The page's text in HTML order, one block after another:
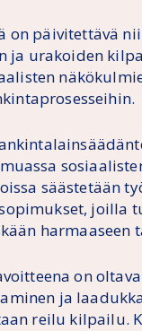
on päivitettävä
ja urakoiden
säästetään
joilla
on
ja
reilu kilpailu.